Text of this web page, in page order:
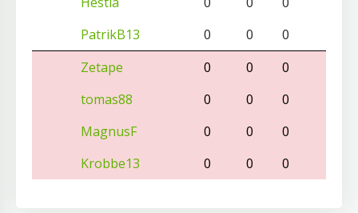
PatrikB13
0 0
0
Zetape
0 0
0
tomas88
0 0
0
MagnusF
0 0
0
Krobbe13
0 0 0